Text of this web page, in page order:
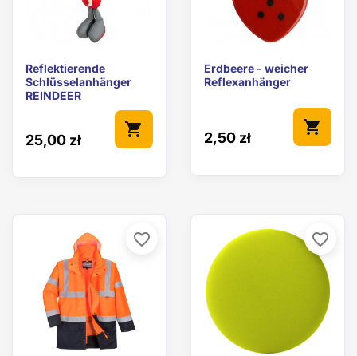
Reflektierende
Schlüsselanhänger
REINDEER
25,00 zł
shopping_cart
Erdbeere - weicher
Reflexanhänger
2,50 zł
shopping_cart
favorite_border favorite_border